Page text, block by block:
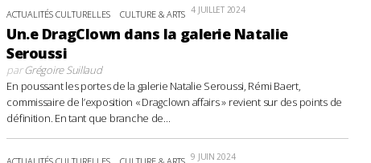
ACTUALITÉS CULTURELLES CULTURE & ARTS 4 JUILLET 2024
Un.e DragClown dans la galerie Natalie
Seroussi
parGrégoire Suillaud
En poussant les portes de la galerie Natalie Seroussi, Rémi Baert,
commissaire de l’exposition « Dragclown affairs » revient sur des points de
définition. En tant que branche de...
9 JUIN 2024